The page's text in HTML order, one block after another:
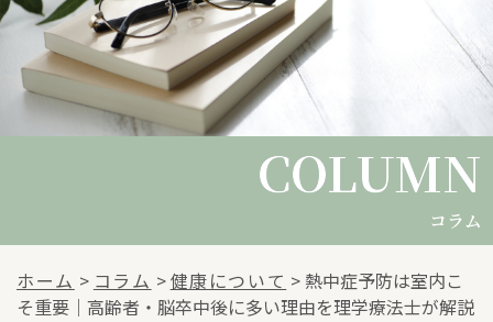
COLUMN
COLUMN
コラム
ホーム > コラム >健康について > 熱中症予防は室内こ
そ重要｜高齢者・脳卒中後に多い理由を理学療法士が解説